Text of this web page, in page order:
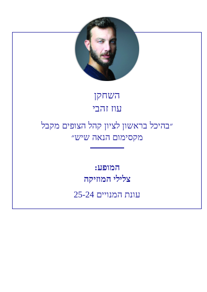
השחקן
עוז זהבי
״בהיכל בראשון לציון קהל הצופים מקבל
מקסימום הנאה שיש״
המופע:
צלילי המוזיקה
עונת המנויים 25-24